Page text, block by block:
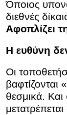
Όποιος
διεθνές
Αφοπλίζει
Η ευθύνη
Οι
θεσμικά. Και